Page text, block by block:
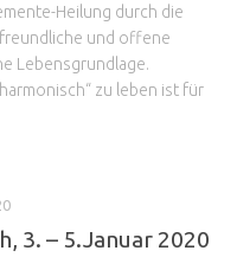
Heilung durch die
und offene
Lebensgrundlage.
zu leben ist für
3. – 5.Januar 2020